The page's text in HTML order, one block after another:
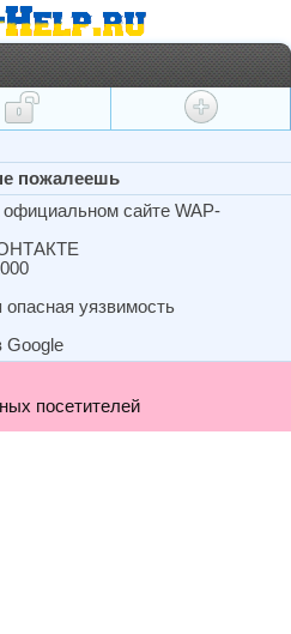
пожалеешь
сайте WAP-
опасная уязвимость
Google
посетителей